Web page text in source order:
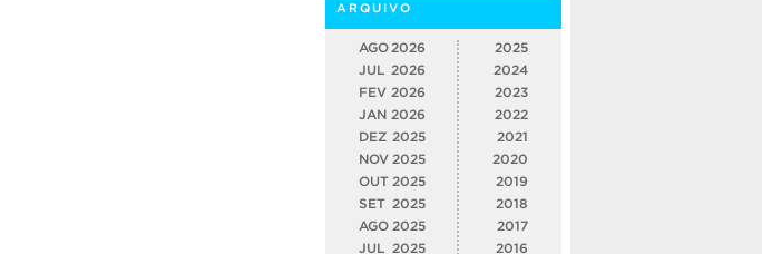
ARQUIVO
AGO 2026
JUL 2026
FEV 2026
JAN 2026
DEZ 2025
NOV 2025
OUT 2025
SET 2025
AGO 2025
JUL
2025
2025
2024
2023
2022
2021
2020
2019
2018
2017
2016